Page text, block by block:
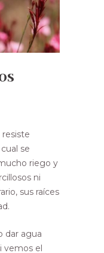
se
riego y
ni
sus raíces
dar agua
vemos el